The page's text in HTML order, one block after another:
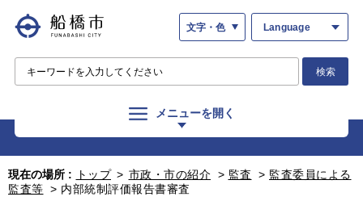
文字・色 Language
検索
メニューを開く
現在の場所 : トップ > 市政・市の紹介 > 監査 > 監査委員による
監査等 > 内部統制評価報告書審査